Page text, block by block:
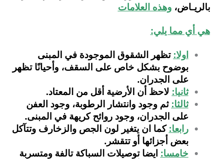
بالريـاض،وهذه العلامات
هي أي مما يلي:
اولا: تظهر الشقوق الموجودة في المبنى
بوضوح بشكل خاص على السقف، وأحيانًا تظهر
على الجدران.
ثانيا: لاحظ أن الأرضية أقل من المعتاد.
ثالثا: ثم وجود وانتشار الرطوبة، وجود العفن
على الجدران، وجود روائح كريهة في المبنى.
رابعا: كما ان يتغير لون الجص والزخارف وتتآكل
بعض أجزائها أو تتقشر.
خامسا: ايضا توصيلات السباكة تالفة ومتسربة